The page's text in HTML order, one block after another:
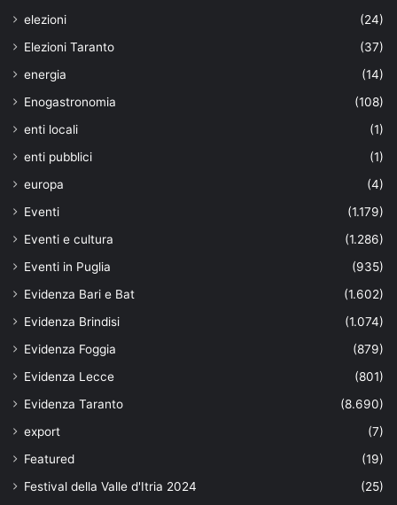
elezioni
(24)
Elezioni Taranto
(37)
energia
(14)
Enogastronomia
(108)
enti locali
(1)
enti pubblici
(1)
europa
(4)
Eventi
(1.179)
Eventi e cultura
(1.286)
Eventi in Puglia
(935)
Evidenza Bari e Bat
(1.602)
Evidenza Brindisi
(1.074)
Evidenza Foggia
(879)
Evidenza Lecce
(801)
Evidenza Taranto
(8.690)
export
(7)
Featured
(19)
Festival della Valle d'Itria 2024
(25)